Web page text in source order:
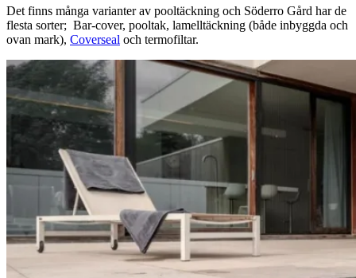
Det finns många varianter av pooltäckning och Söderro Gård har de
flesta sorter; Bar-cover, pooltak, lamelltäckning (både inbyggda och
ovan mark), Coverseal och termofiltar.